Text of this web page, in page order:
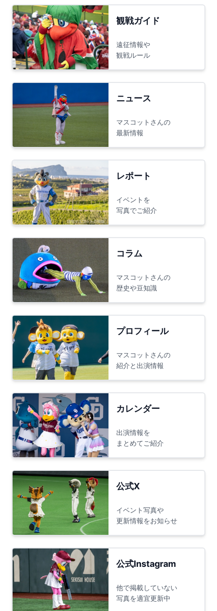
観戦ガイド
遠征情報や
観戦ルール
ニュース
マスコットさんの
最新情報
レポート
イベントを
写真でご紹介
コラム
マスコットさんの
歴史や豆知識
プロフィール
マスコットさんの
紹介と出演情報
カレンダー
出演情報を
まとめてご紹介
公式X
イベント写真や
更新情報をお知らせ
公式Instagram
他で掲載していない
写真を適宜更新中